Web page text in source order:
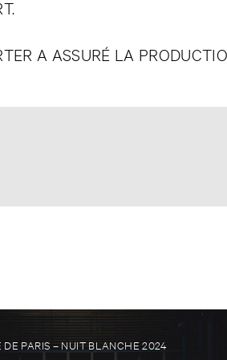
A ASSURÉ LA
PARIS – NUIT BLANCHE 2024